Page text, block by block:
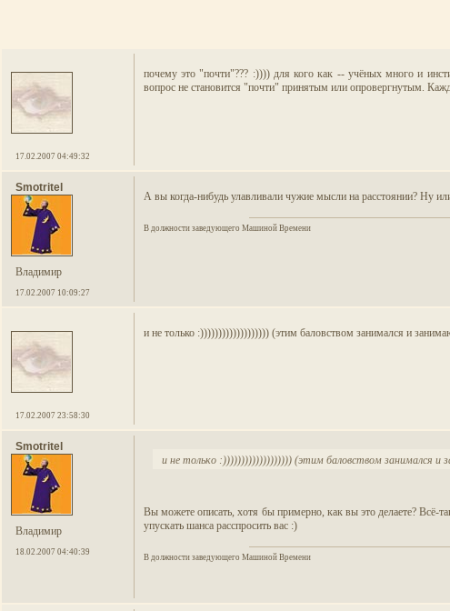
17.02.2007 04:49:32
почему это "почти"??? :)))) для кого как -- учёных много и
вопрос не становится "почти" принятым или опровергнутым.
Smotritel
Владимир
17.02.2007 10:09:27
А вы когда-нибудь улавливали чужие мысли на расстоянии? Ну
В должности заведующего Машиной Времени
17.02.2007 23:58:30
и не только :))))))))))))))))))) (этим баловством занимался и
Smotritel
Владимир
18.02.2007 04:40:39
и не только :))))))))))))))))))) (этим баловством занимался и
Вы можете описать, хотя бы примерно, как вы это делаете?
упускать шанса расспросить вас :)
В должности заведующего Машиной Времени